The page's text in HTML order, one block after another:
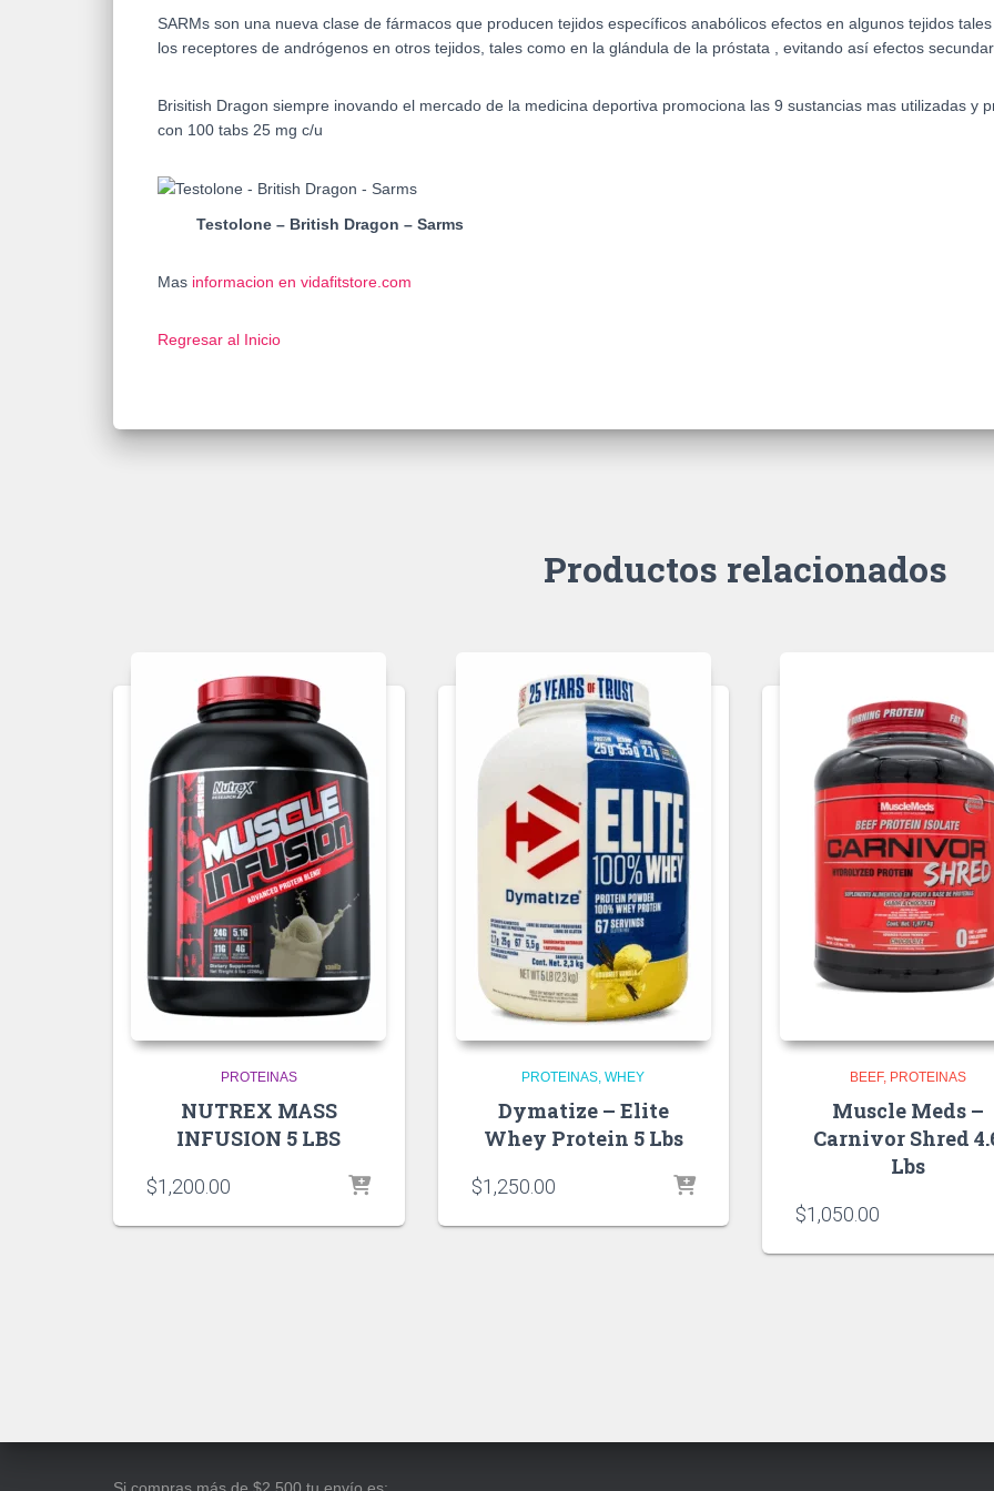
SARMs son una nueva clase de fármacos que producen tejidos específicos anabólicos efectos en algunos tejidos
los receptores de andrógenos en otros tejidos, tales como en la glándula de la próstata , evitando así efectos
Brisitish Dragon siempre inovando el mercado de la medicina deportiva promociona las 9 sustancias mas utilizadas y
con 100 tabs 25 mg c/u
Testolone – British Dragon – Sarms
Mas informacion en vidafitstore.com
Regresar al Inicio
Productos relacionados
PROTEINAS
NUTREX MASS
INFUSION 5 LBS
$1,200.00
PROTEINAS WHEY
Dymatize – Elite
Whey Protein 5 Lbs
$1,250.00
BEEF PROTEINAS
Muscle Meds –
Carnivor Shred
Lbs
$1,050.00